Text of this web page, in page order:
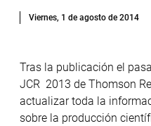
Viernes, 1 de agosto de 2014
Tras la publicación el
JCR 2013 de Thomson
actualizar toda la
sobre la producción